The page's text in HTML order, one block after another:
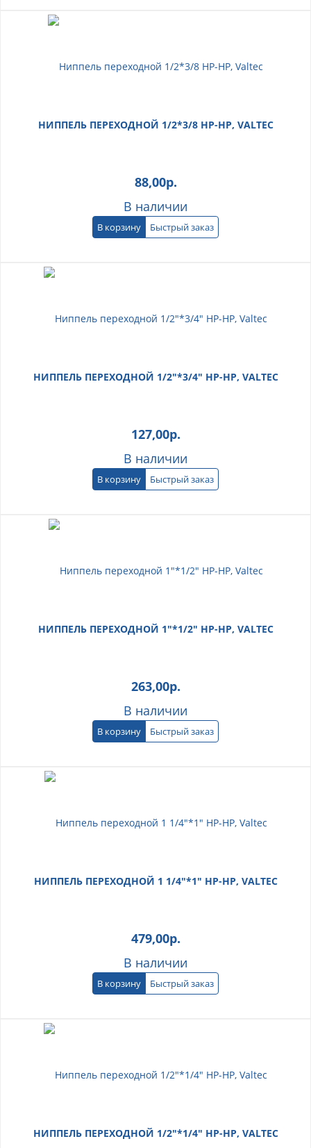
НИППЕЛЬ ПЕРЕХОДНОЙ 1/2*3/8 НР-НР, VALTEC
88,00р.
В наличии
В корзину Быстрый заказ
НИППЕЛЬ ПЕРЕХОДНОЙ 1/2"*3/4" НР-НР, VALTEC
127,00р.
В наличии
В корзину Быстрый заказ
НИППЕЛЬ ПЕРЕХОДНОЙ 1"*1/2" НР-НР, VALTEC
263,00р.
В наличии
В корзину Быстрый заказ
НИППЕЛЬ ПЕРЕХОДНОЙ 1 1/4"*1" НР-НР, VALTEC
479,00р.
В наличии
В корзину Быстрый заказ
НИППЕЛЬ ПЕРЕХОДНОЙ 1/2"*1/4" НР-НР, VALTEC